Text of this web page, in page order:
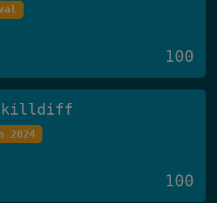
100
skilldiff
2024
100